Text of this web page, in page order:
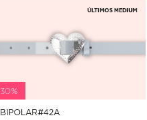
30%
BIPOLAR#42A
ÚLTIMOS MEDIUM